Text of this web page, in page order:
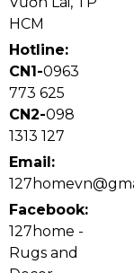
Chân bàn ăn
Bảo quản
HCM
Hotline:
CN1-0963
773 625
CN2-098
1313 127
Email:
Facebook:
127home -
Rugs and